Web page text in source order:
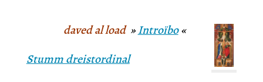
daved al load»Introïbo«
Stumm dreistordinal